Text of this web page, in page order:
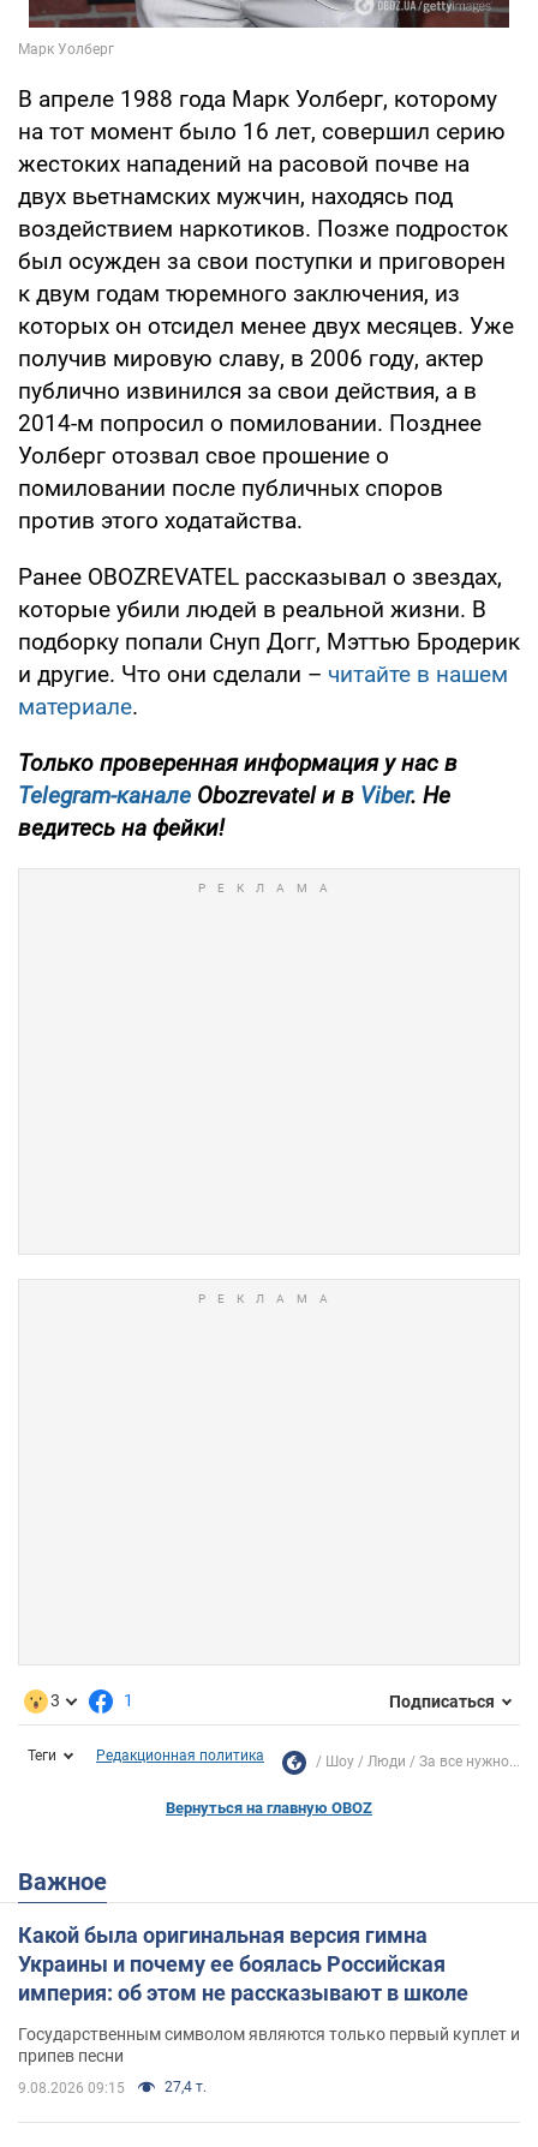
В апреле 1988 года Марк Уолберг, которому
на тот момент было 16 лет, совершил серию
жестоких нападений на расовой почве на
двух вьетнамских мужчин, находясь под
воздействием наркотиков. Позже подросток
был осужден за свои поступки и приговорен
к двум годам тюремного заключения, из
которых он отсидел менее двух месяцев. Уже
получив мировую славу, в 2006 году, актер
публично извинился за свои действия, а в
2014-м попросил о помиловании. Позднее
Уолберг отозвал свое прошение о
помиловании после публичных споров
против этого ходатайства.
Ранее OBOZREVATEL рассказывал о звездах,
которые убили людей в реальной жизни. В
подборку попали Снуп Догг, Мэттью Бродерик
и другие. Что они сделали – читайте в нашем
материале.
Только проверенная информация у нас в
Telegram-канале Obozrevatel и в Viber. Не
ведитесь на фейки!
3 1 Подписаться
Теги Редакционная политика Шоу Люди За все нужно...
Вернуться на главную OBOZ
Важное
Какой была оригинальная версия гимна
Украины и почему ее боялась Российская
империя: об этом не рассказывают в школе
Государственным символом являются только первый куплет и
припев песни
9.08.2026 09:15 27,4 т.